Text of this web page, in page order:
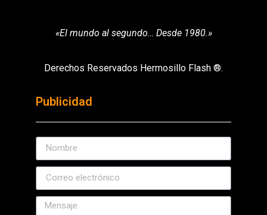
«El mundo al segundo… Desde 1980.»
Derechos Reservados Hermosillo Flash ®.
Publicidad